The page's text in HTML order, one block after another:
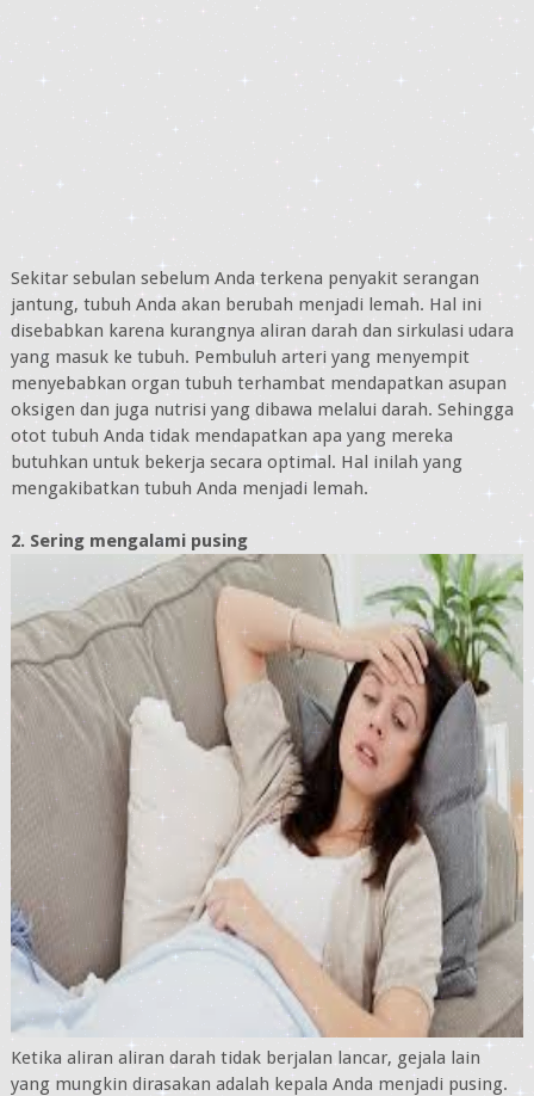
Sekitar sebulan sebelum Anda terkena penyakit serangan
jantung, tubuh Anda akan berubah menjadi lemah. Hal ini
disebabkan karena kurangnya aliran darah dan sirkulasi udara
yang masuk ke tubuh. Pembuluh arteri yang menyempit
menyebabkan organ tubuh terhambat mendapatkan asupan
oksigen dan juga nutrisi yang dibawa melalui darah. Sehingga
otot tubuh Anda tidak mendapatkan apa yang mereka
butuhkan untuk bekerja secara optimal. Hal inilah yang
mengakibatkan tubuh Anda menjadi lemah.
2. Sering mengalami pusing
Ketika aliran aliran darah tidak berjalan lancar, gejala lain
yang mungkin dirasakan adalah kepala Anda menjadi pusing.